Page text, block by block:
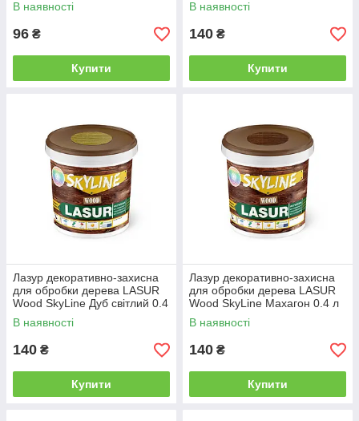
В наявності
96 ₴
Купити
В наявності
140 ₴
Купити
Лазур декоративно-захисна
для обробки дерева LASUR
Wood SkyLine Дуб світлий 0.4
л від Latinta
В наявності
140 ₴
Купити
Лазур декоративно-захисна
для обробки дерева LASUR
Wood SkyLine Махагон 0.4 л
від Latinta
В наявності
140 ₴
Купити